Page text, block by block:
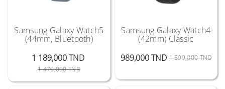
Samsung Galaxy Watch5
(44mm, Bluetooth)
1 189,000 TND
1 479,000 TNDPrix Public
Prix
Samsung Galaxy Watch4
(42mm) Classic
989,000 TND 1 599,000 TNDPrix